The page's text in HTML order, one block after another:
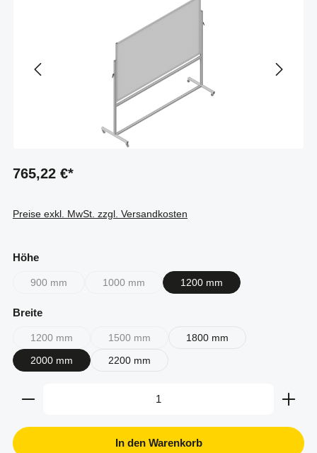
765,22 €*
Preise exkl. MwSt. zzgl. Versandkosten
Höheauswählen
900 mm
(Diese Option ist zurzeit nicht verfügbar.)
1000 mm
(Diese Option ist zurzeit nicht verfügbar.)
1200 mm
Breiteauswählen
1200 mm 1500 mm
1800 mm
2000 mm
2200 mm
Produkt Anzahl: Gib den gewünschten Wert ein
In den Warenkorb